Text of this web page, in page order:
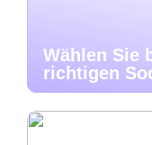
Wählen Sie
richtigen